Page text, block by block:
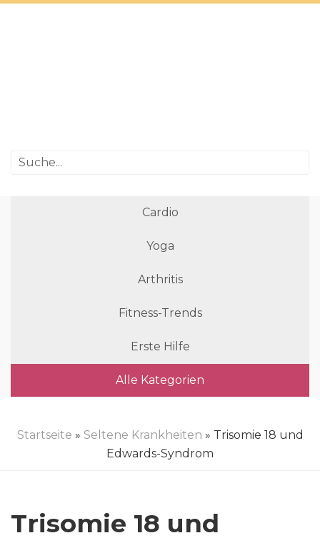
Cardio
Yoga
Arthritis
Fitness-Trends
Erste Hilfe
Alle Kategorien
Startseite » Seltene Krankheiten » Trisomie 18 und
Edwards-Syndrom
Trisomie 18 und